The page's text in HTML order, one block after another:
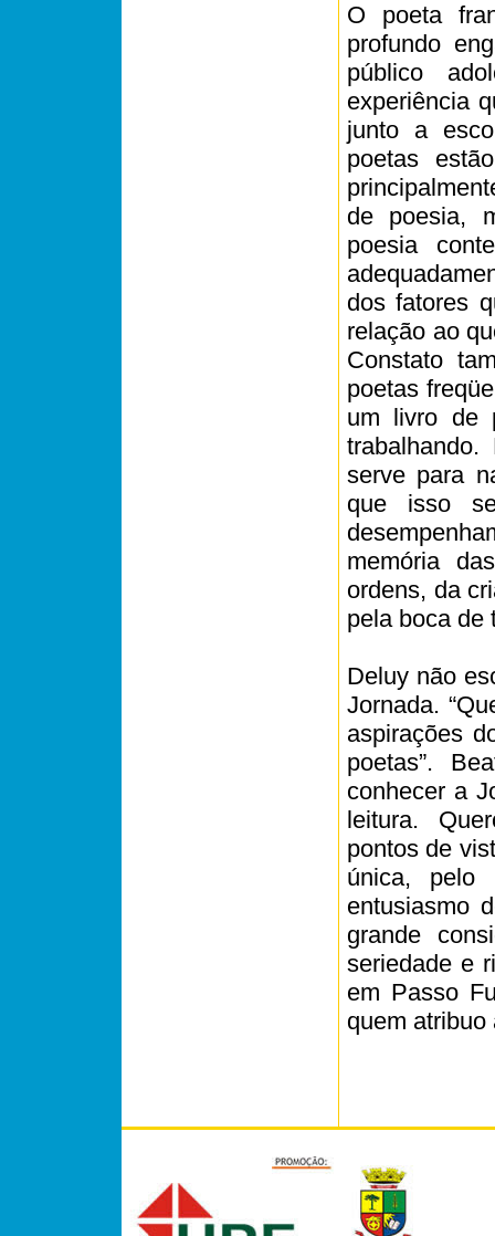
O poeta
profundo
público
experiência
junto a
poetas
de poesia,
poesia
dos fatores
relação ao
Constato
poetas
um livro de
serve para
que isso
memória
ordens, da
pela boca de
Deluy não
Jornada.
aspirações
poetas”.
conhecer a
leitura.
pontos de
única, pelo
entusiasmo
grande
seriedade e
em Passo
quem atribuo